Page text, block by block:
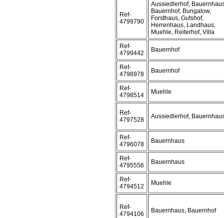
Ref-
4799790
Aussiedlerhof,
Bauernhof, Bungalow,
Forsthaus, Gutshof,
Herrenhaus, Landhaus,
Muehle, Reiterhof, Villa
Ref-
4799442
Bauernhof
Ref-
4798978
Bauernhof
Ref-
4798514
Muehle
Ref-
4797528
Aussiedlerhof,
Ref-
4796078
Bauernhaus
Ref-
4795556
Bauernhaus
Ref-
4794512
Muehle
Ref-
4794106
Bauernhaus, Bauernhof